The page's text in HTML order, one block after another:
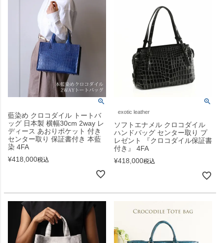
藍染め クロコダイル トートバ
ッグ 日本製 横幅30cm 2way レ
ディース あおりポケット 付き
センター取り 保証書付き 本藍
染 4FA
¥418,000税込
exotic leather
ソフトエナメル クロコダイル
ハンドバッグ センター取り プ
レゼント 『クロコダイル保証書
付き』 4FA
¥418,000税込